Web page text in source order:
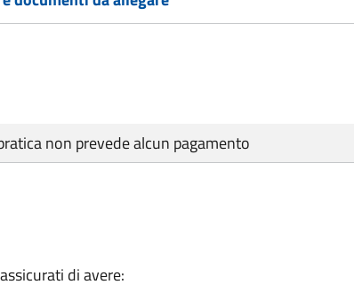
non prevede alcun pagamento
di avere: